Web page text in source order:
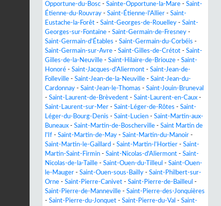
Opportune-du-Bosc - Sainte-Opportune-la-Mare - Saint-
Étienne-du-Rouvray - Saint-Étienne-l'Allier - Saint-
Eustache-la-Forêt - Saint-Georges-de-Rouelley - Saint-
Georges-sur-Fontaine - Saint-Germain-de-Fresney -
Saint-Germain-d'Étables - Saint-Germain-du-Corbéis -
Saint-Germain-sur-Avre - Saint-Gilles-de-Crétot - Saint-
Gilles-de-la-Neuville - Saint-Hilaire-de-Briouze - Saint-
Honoré - Saint-Jacques-d'Aliermont - Saint-Jean-de-
Folleville - Saint-Jean-de-la-Neuville - Saint-Jean-du-
Cardonnay - Saint-Jean-le-Thomas - Saint-Jouin-Bruneval
- Saint-Laurent-de-Brèvedent - Saint-Laurent-en-Caux -
Saint-Laurent-sur-Mer - Saint-Léger-de-Rôtes - Saint-
Léger-du-Bourg-Denis - Saint-Lucien - Saint-Martin-aux-
Buneaux - Saint-Martin-de-Boscherville - Saint Martin de
l'If - Saint-Martin-de-May - Saint-Martin-du-Manoir -
Saint-Martin-le-Gaillard - Saint-Martin-l'Hortier - Saint-
Martin-Saint-Firmin - Saint-Nicolas-d'Aliermont - Saint-
Nicolas-de-la-Taille - Saint-Ouen-du-Tilleul - Saint-Ouen-
le-Mauger - Saint-Ouen-sous-Bailly - Saint-Philbert-sur-
Orne - Saint-Pierre-Canivet - Saint-Pierre-de-Bailleul -
Saint-Pierre-de-Manneville - Saint-Pierre-des-Jonquières
- Saint-Pierre-du-Jonquet - Saint-Pierre-du-Val - Saint-